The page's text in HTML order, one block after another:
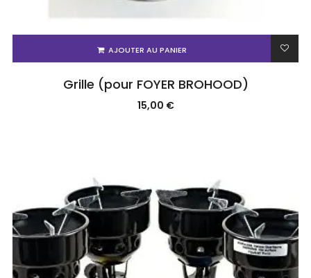
AJOUTER AU PANIER
Grille (pour FOYER BROHOOD)
15,00 €